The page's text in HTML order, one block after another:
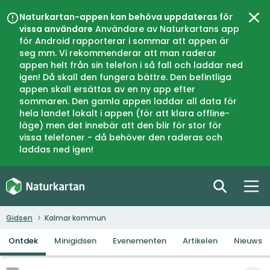
Naturkartan-appen kan behöva uppdateras för
vissa användare Användare av Naturkartans app
för Android rapporterar i sommar att appen är
seg mm. Vi rekommenderar att man raderar
appen helt från sin telefon i så fall och laddar ned
igen! Då skall den fungera bättre. Den befintliga
appen skall ersättas av en ny app efter
sommaren. Den gamla appen laddar all data för
hela landet lokalt i appen (för att klara offline-
läge) men det innebär att den blir för stor för
vissa telefoner - då behöver den raderas och
laddas ned igen!
Gidsen Kalmar kommun
Ontdek Minigidsen Evenementen Artikelen Nieuws